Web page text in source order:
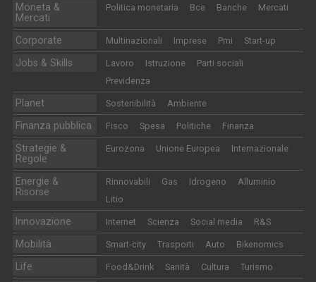
Moneta &
Mercati
Politica monetaria Bce Banche Mercati
Corporate Multinazionali Imprese Pmi Start-up
Jobs & Skills Lavoro Istruzione
Parti sociali
Previdenza
Planet Sostenibilità Ambiente
Finanza pubblica Fisco Spesa Politiche Finanza
Strategie &
Regole
Eurozona Unione Europea Internazionale
Energie &
Risorse
Rinnovabili Gas Idrogeno
Alluminio
Litio
Innovazione Internet Scienza Social media R&S
Mobilità Smart-city Trasporti Auto Bikenomics
Life Food&Drink Sanità Cultura Turismo